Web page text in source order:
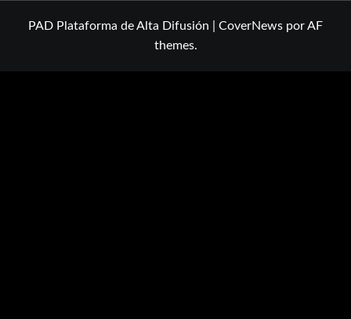
PAD Plataforma de Alta Difusión CoverNews por AF
themes.